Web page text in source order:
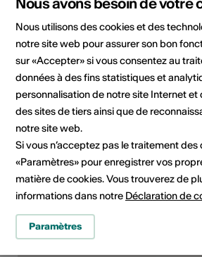
Site Internet
Domaine
Type
Spectacle
Classe d'âge
Lieu de l'événement
Nous utilisons des cookies et des
notre site web pour assurer son bon
sur «Accepter» si vous consentez au
données à des fins statistiques et
personnalisation de notre site Internet
des sites de tiers ainsi que de
notre site web.
Si vous n’acceptez pas le traitement des
«Paramètres» pour enregistrer vos
matière de cookies. Vous trouverez de
informations dans notre Déclaration de
Paramètres